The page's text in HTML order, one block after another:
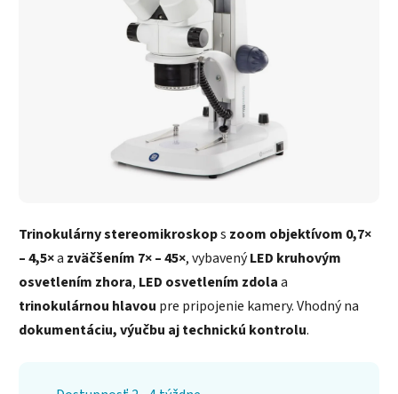
Trinokulárny stereomikroskops zoom objektívom 0,7×
– 4,5×a zväčšením 7× – 45×, vybavenýLED kruhovým
osvetlením zhora, LED osvetlením zdolaa
trinokulárnou hlavou pre pripojenie kamery. Vhodný na
dokumentáciu, výučbu aj technickú kontrolu.